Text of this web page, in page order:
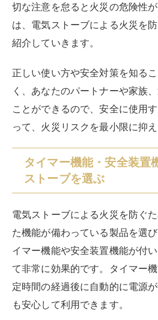
切な注意を怠ると火災の危険性
は、電気ストーブによる火災を
紹介していきます。
正しい使い方や安全対策を知る
く、あなたのパートナーや家族
ことができるので、安全に使用
って、火災リスクを最小限に抑え
タイマー機能・安全装置
ストーブを選ぶ
電気ストーブによる火災を防ぐ
た機能が備わっている製品を選
イマー機能や安全装置機能が付
て非常に効果的です。タイマー
定時間の経過後に自動的に電源
も安心して利用できます。